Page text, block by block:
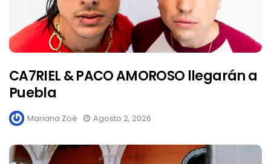
CA7RIEL & PACO AMOROSO llegarán a
Puebla
Mariana Zoé Agosto 2, 2026